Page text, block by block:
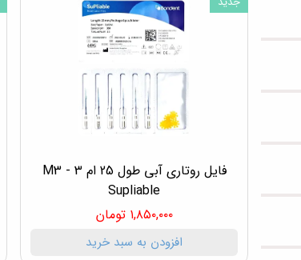
فایل روتاری آبی طول 25 ام 3 - M3
Supliable
۱,۸۵۰,۰۰۰ تومان
افزودن به سبد خرید